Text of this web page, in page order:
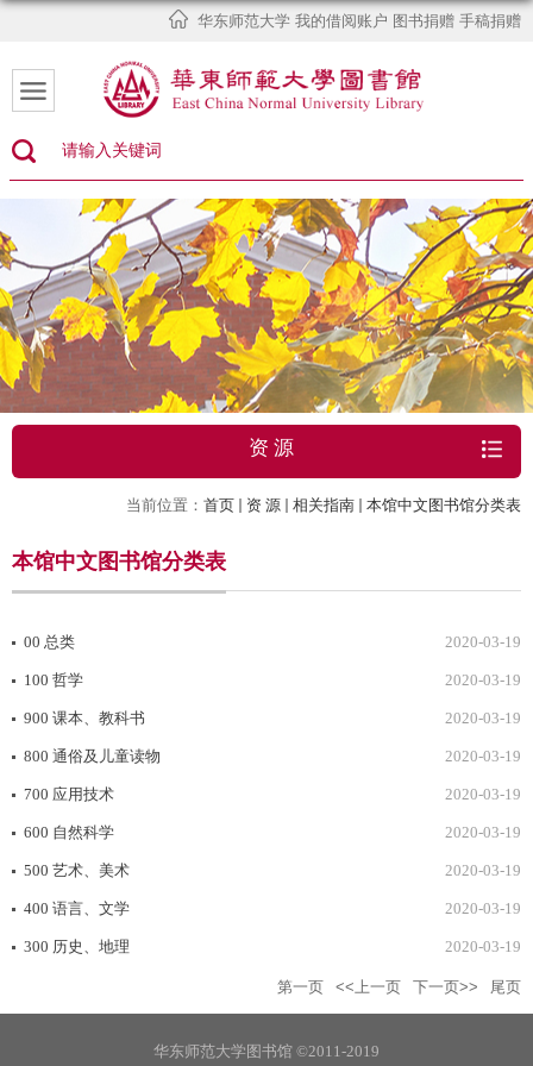
华东师范大学 我的借阅账户 图书捐赠 手稿捐赠
资 源
当前位置： 首页 资 源 相关指南 本馆中文图书馆分类表
本馆中文图书馆分类表
00 总类 2020-03-19
100 哲学 2020-03-19
900 课本、教科书 2020-03-19
800 通俗及儿童读物 2020-03-19
700 应用技术 2020-03-19
600 自然科学 2020-03-19
500 艺术、美术 2020-03-19
400 语言、文学 2020-03-19
300 历史、地理 2020-03-19
第一页 <<上一页 下一页>> 尾页
华东师范大学图书馆 ©2011-2019